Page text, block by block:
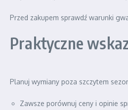
Przed zakupem sprawdź warunki
Praktyczne
Planuj wymiany poza szczytem
Zawsze porównuj ceny i opinie